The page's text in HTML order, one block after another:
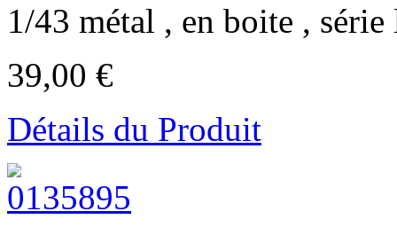
1/43 métal , en boite ,
39,00 €
Détails du Produit